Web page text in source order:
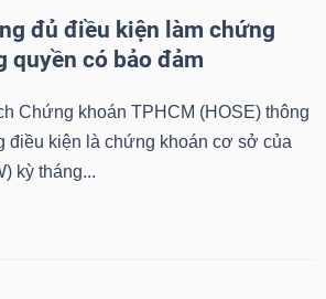
đủ điều kiện làm chứng
quyền có bảo đảm
Chứng khoán TPHCM (HOSE) thông
điều kiện là chứng khoán cơ sở của
kỳ tháng...